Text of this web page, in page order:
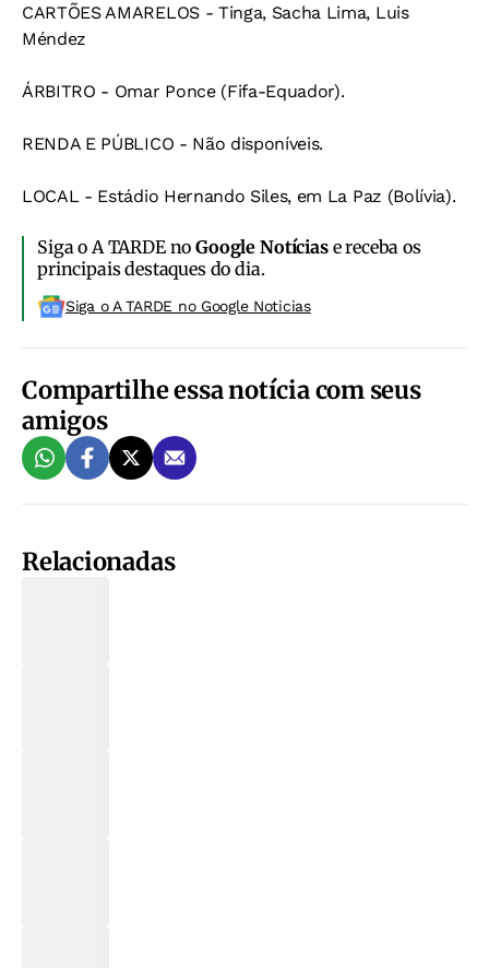
CARTÕES AMARELOS - Tinga, Sacha Lima, Luis
Méndez
ÁRBITRO - Omar Ponce (Fifa-Equador).
RENDA E PÚBLICO - Não disponíveis.
LOCAL - Estádio Hernando Siles, em La Paz (Bolívia).
Siga o A TARDE noGoogle Notíciase receba os
principais destaques do dia.
Siga o A TARDE no Google Noticias
Compartilhe essa notícia com seus
amigos
Relacionadas